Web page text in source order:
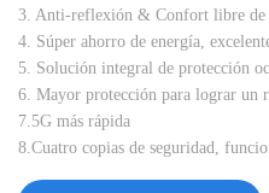
3. Anti-reflexión & Confort libre de
4. Súper ahorro de energía,
5. Solución integral de protección
6. Mayor protección para lograr un
7.5G más rápida
8.Cuatro copias de seguridad,